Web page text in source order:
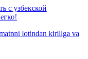
с узбекской
lotindan kirillga va